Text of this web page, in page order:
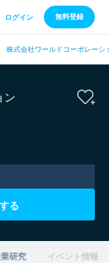
ログイン 無料登録
株式会社ワールドコーポレーシ
ン
る
研究 イベント情報